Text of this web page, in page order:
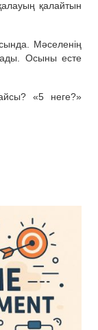
қалайтын
Мәселенің
Осыны есте
«5 неге?»